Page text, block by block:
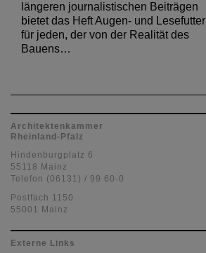
längeren journalistischen Beiträgen
bietet das Heft Augen- und Lesefutter
für jeden, der von der Realität des
Bauens…
Architektenkammer
Rheinland-Pfalz
Hindenburgplatz 6
55118 Mainz
Telefon (06131) / 99 60-0
Postfach 1150
55001 Mainz
Externe Links